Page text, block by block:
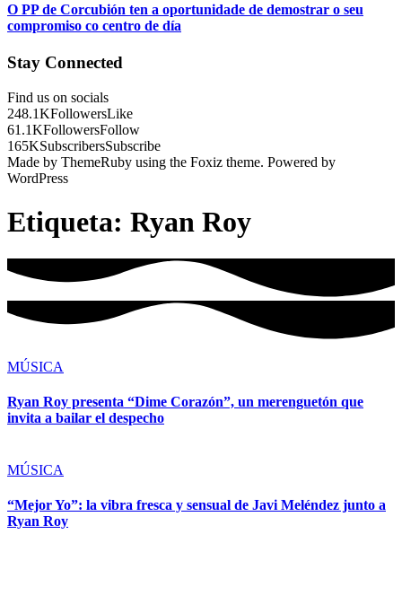
O PP de Corcubión ten a oportunidade de demostrar o seu
compromiso co centro de día
Stay Connected
Find us on socials
248.1KFollowersLike
61.1KFollowersFollow
165KSubscribersSubscribe
Made by ThemeRuby using the Foxiz theme. Powered by
WordPress
Etiqueta: Ryan Roy
MÚSICA
Ryan Roy presenta “Dime Corazón”, un merenguetón que
invita a bailar el despecho
MÚSICA
“Mejor Yo”: la vibra fresca y sensual de Javi Meléndez junto a
Ryan Roy